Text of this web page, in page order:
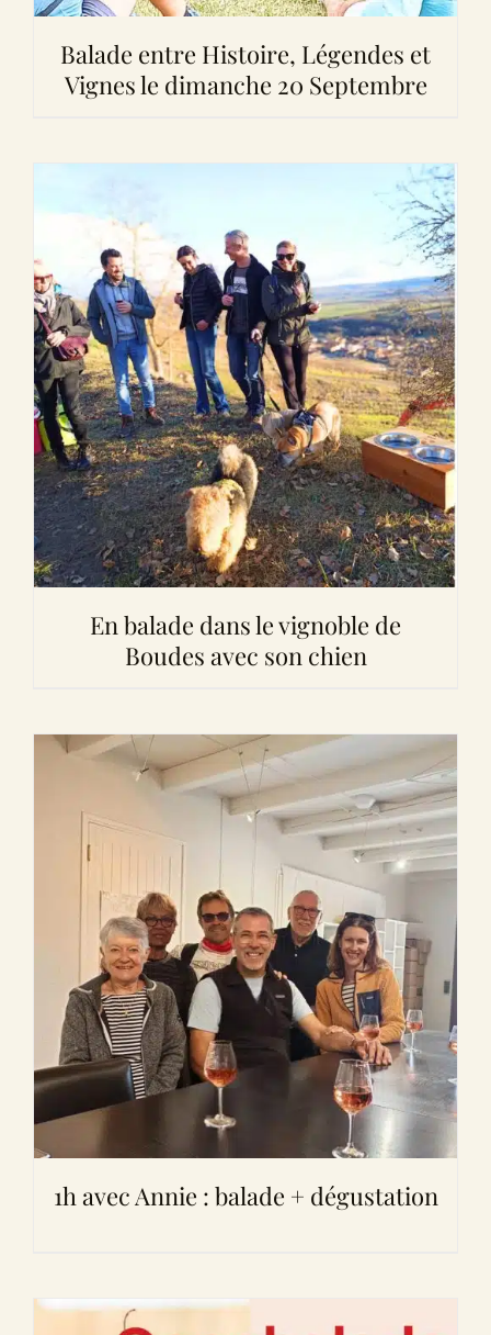
Balade entre Histoire, Légendes et
Vignes le dimanche 20 Septembre
En balade dans le vignoble de
Boudes avec son chien
1h avec Annie : balade + dégustation